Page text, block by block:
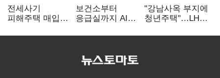
전세사기
피해주택 매입
누적 피해자
보건소부터
응급실까지 AI
혁신 본격화
"강남사옥 부지에
청년주택"…LH도